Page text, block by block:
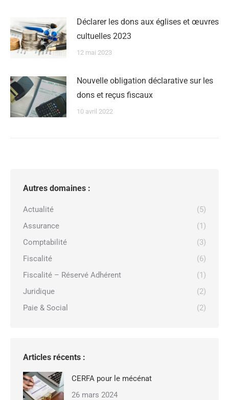
Déclarer les dons aux églises et œuvres
cultuelles 2023
12 mai 2023
Nouvelle obligation déclarative sur les
dons et reçus fiscaux
10 avril 2022
Autres domaines :
Actualité
(5)
Assurance
(1)
Comptabilité
(3)
Fiscalité
(6)
Fiscalité – Réservé Adhérent
(1)
Juridique
(2)
Paie & Social
(2)
Articles récents :
CERFA pour le mécénat
26 mars 2024